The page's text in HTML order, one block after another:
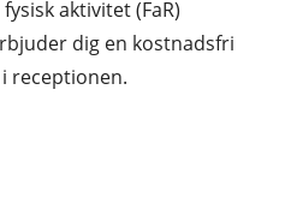
aktivitet (FaR)
dig en kostnadsfri
receptionen.